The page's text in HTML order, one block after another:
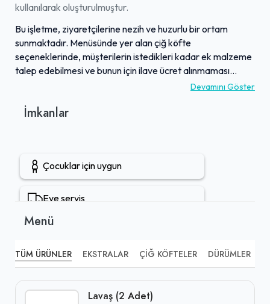
kullanılarak oluşturulmuştur.
Bu işletme, ziyaretçilerine nezih ve huzurlu bir ortam
sunmaktadır. Menüsünde yer alan çiğ köfte
seçeneklerinde, müşterilerin istedikleri kadar ek malzeme
talep edebilmesi ve bunun için ilave ücret alınmaması
büyük beğeni toplamaktadır. Müşterilerle kurulan
kendilerini değerli hissetmelerini sağlamaktadır. İşletmenin
deneyim vadeden bir adres olarak öne çıkmaktadır.
Devamını Göster
İmkanlar
Çocuklar için uygun
Eve servis
Menü
TÜM ÜRÜNLER EKSTRALAR ÇIĞ KÖFTELER DÜRÜMLER
Lavaş (2 Adet)